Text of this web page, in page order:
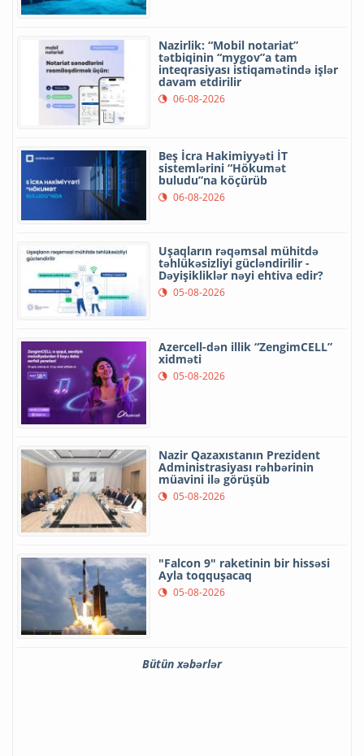
Nazirlik: “Mobil notariat”
tətbiqinin “mygov”a tam
inteqrasiyası istiqamətində işlər
davam etdirilir
06-08-2026
Beş İcra Hakimiyyəti İT
sistemlərini “Hökumət
buludu”na köçürüb
06-08-2026
Uşaqların rəqəmsal mühitdə
təhlükəsizliyi gücləndirilir -
Dəyişikliklər nəyi ehtiva edir?
05-08-2026
Azercell-dən illik “ZengimCELL”
xidməti
05-08-2026
Nazir Qazaxıstanın Prezident
Administrasiyası rəhbərinin
müavini ilə görüşüb
05-08-2026
"Falcon 9" raketinin bir hissəsi
Ayla toqquşacaq
05-08-2026
Bütün xəbərlər